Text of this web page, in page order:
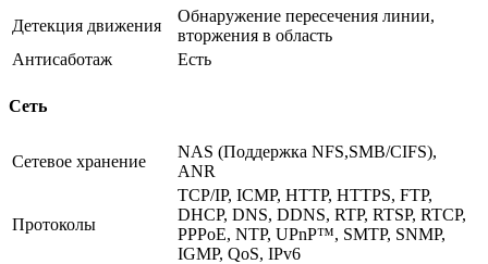
Детекция движения
Обнаружение пересечения линии,
вторжения в область
Антисаботаж
Есть
Сеть
Сетевое хранение
NAS (Поддержка NFS,SMB/CIFS),
ANR
Протоколы
TCP/IP, ICMP, HTTP, HTTPS, FTP,
DHCP, DNS, DDNS, RTP, RTSP, RTCP,
PPPoE, NTP, UPnP™, SMTP, SNMP,
IGMP, QoS, IPv6